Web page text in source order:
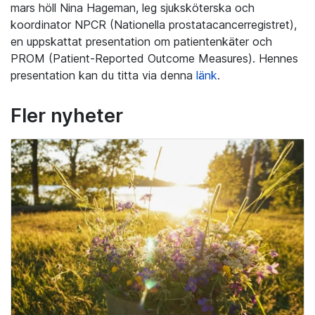
mars höll Nina Hageman, leg sjuksköterska och
koordinator NPCR (Nationella prostatacancerregistret),
en uppskattat presentation om patientenkäter och
PROM (Patient-Reported Outcome Measures). Hennes
presentation kan du titta via denna länk.
Fler nyheter